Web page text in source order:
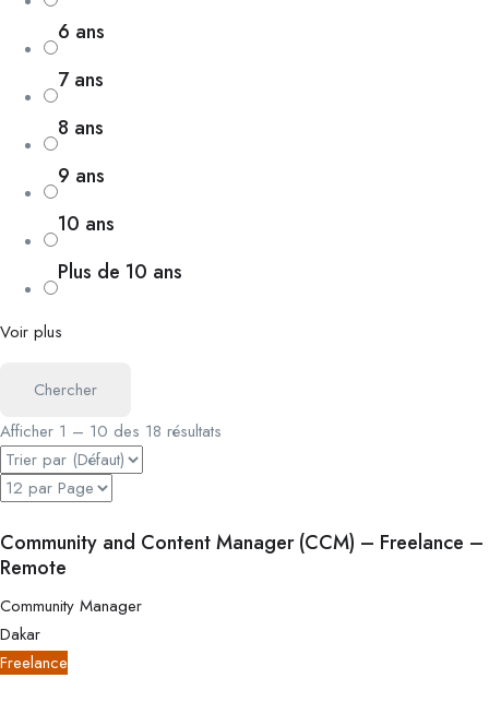
6 ans
7 ans
8 ans
9 ans
10 ans
Plus de 10 ans
Voir plus
Chercher
Afficher 1 – 10 des 18 résultats
Community and Content Manager (CCM) – Freelance –
Remote
Community Manager
Dakar
Freelance